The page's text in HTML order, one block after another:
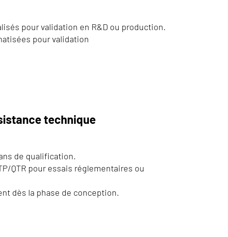
pour validation en R&D ou production.
pour validation
technique
de qualification.
QTR pour essais réglementaires ou
dès la phase de conception.